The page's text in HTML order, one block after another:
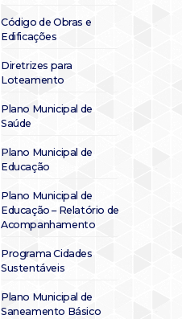
Código de Obras e
Edificações
Diretrizes para
Loteamento
Plano Municipal de
Saúde
Plano Municipal de
Educação
Plano Municipal de
Educação – Relatório de
Acompanhamento
Programa Cidades
Sustentáveis
Plano Municipal de
Saneamento Básico